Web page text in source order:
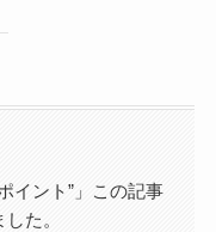
イント”」この記事
た。